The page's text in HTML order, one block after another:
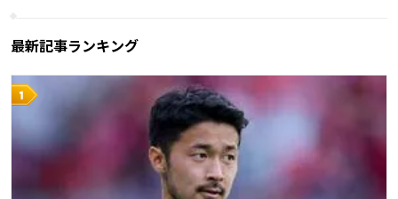
最新記事ランキング